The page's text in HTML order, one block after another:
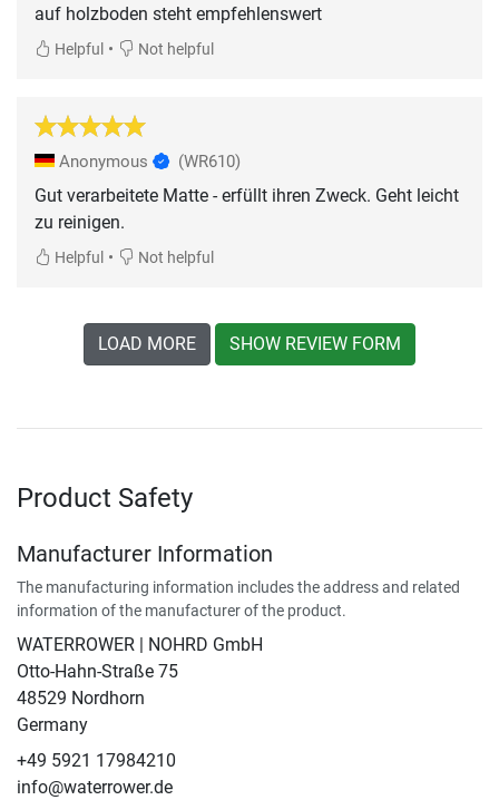
auf holzboden steht empfehlenswert
Helpful • Not helpful
Anonymous (WR610)
Gut verarbeitete Matte - erfüllt ihren Zweck. Geht leicht
zu reinigen.
Helpful • Not helpful
LOAD MORE SHOW REVIEW FORM
Product Safety
Manufacturer Information
The manufacturing information includes the address and related
information of the manufacturer of the product.
WATERROWER | NOHRD GmbH
Otto-Hahn-Straße 75
48529 Nordhorn
Germany
+49 5921 17984210
info@waterrower.de